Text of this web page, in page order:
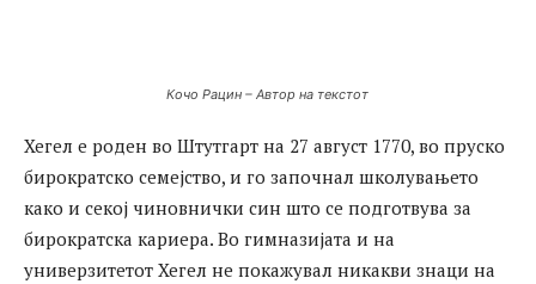
Кочо Рацин – Автор на текстот
Хегел е роден во Штутгарт на 27 август 1770, во пруско
бирократско семејство, и го започнал школувањето
како и секој чиновнички син што се подготвува за
бирократска кариера. Во гимназијата и на
универзитетот Хегел не покажувал никакви знаци на